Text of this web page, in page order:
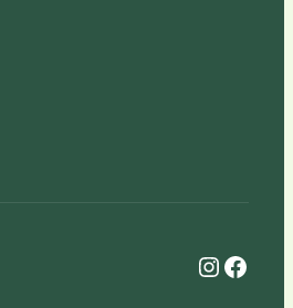
Instagram Facebook